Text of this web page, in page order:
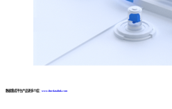
数据集成平台产品更多介绍： www.finedatalink.com